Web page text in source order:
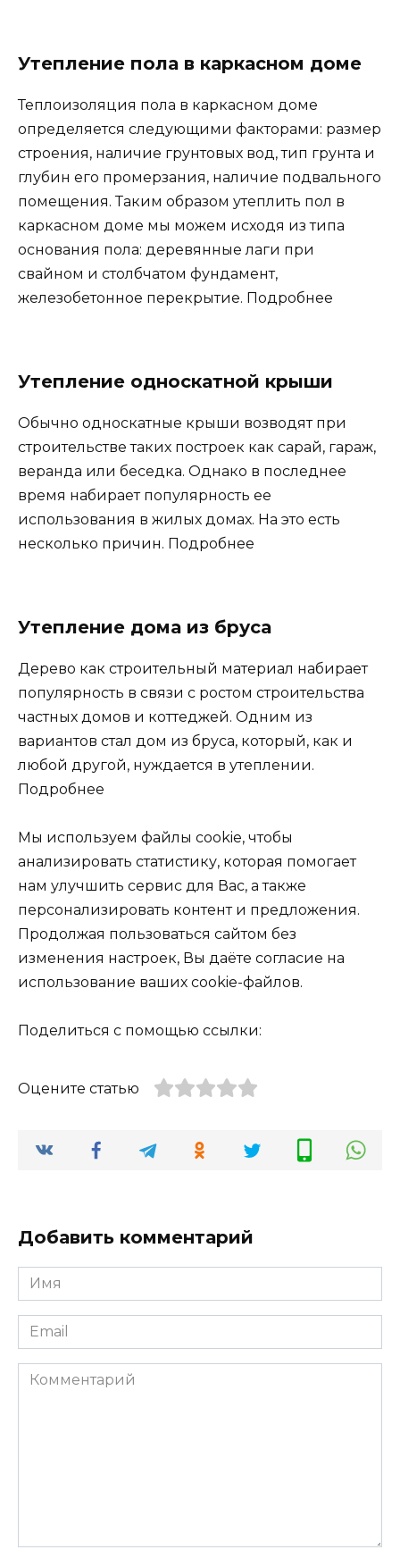
Утепление пола в каркасном доме
Теплоизоляция пола в каркасном доме
определяется следующими факторами: размер
строения, наличие грунтовых вод, тип грунта и
глубин его промерзания, наличие подвального
помещения. Таким образом утеплить пол в
каркасном доме мы можем исходя из типа
основания пола: деревянные лаги при
свайном и столбчатом фундамент,
железобетонное перекрытие. Подробнее
Утепление односкатной крыши
Обычно односкатные крыши возводят при
строительстве таких построек как сарай, гараж,
веранда или беседка. Однако в последнее
время набирает популярность ее
использования в жилых домах. На это есть
несколько причин. Подробнее
Утепление дома из бруса
Дерево как строительный материал набирает
популярность в связи с ростом строительства
частных домов и коттеджей. Одним из
вариантов стал дом из бруса, который, как и
любой другой, нуждается в утеплении.
Подробнее
Мы используем файлы cookie, чтобы
анализировать статистику, которая помогает
нам улучшить сервис для Вас, а также
персонализировать контент и предложения.
Продолжая пользоваться сайтом без
изменения настроек, Вы даёте согласие на
использование ваших cookie-файлов.
Поделиться с помощью ссылки:
Оцените статью
Добавить комментарий
Имя
*
Email
*
Комментарий